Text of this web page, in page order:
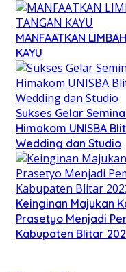
MANFAATKAN
KAYU
Sukses Gelar
Himakom UNISBA
Wedding dan Studio
Keinginan Majukan
Prasetyo Menjadi
Kabupaten Blitar